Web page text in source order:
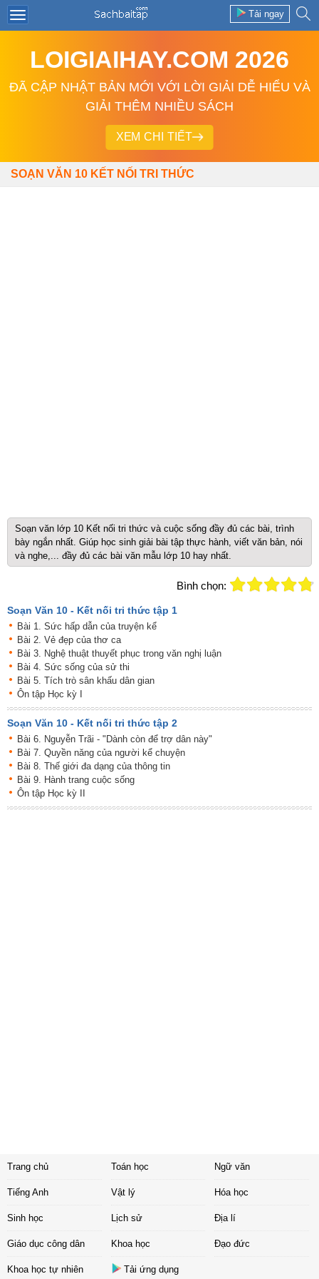
Tải ngay
LOIGIAIHAY.COM 2026
ĐÃ CẬP NHẬT BẢN MỚI VỚI LỜI GIẢI DỄ HIỂU VÀ
GIẢI THÊM NHIỀU SÁCH
XEM CHI TIẾT
SOẠN VĂN 10 KẾT NỐI TRI THỨC
Soạn văn lớp 10 Kết nối tri thức và cuộc sống đầy đủ các bài, trình
bày ngắn nhất. Giúp học sinh giải bài tập thực hành, viết văn bản, nói
và nghe,... đầy đủ các bài văn mẫu lớp 10 hay nhất.
Bình chọn:
Soạn Văn 10 - Kết nối tri thức tập 1
Bài 1. Sức hấp dẫn của truyện kể
Bài 2. Vẻ đẹp của thơ ca
Bài 3. Nghệ thuật thuyết phục trong văn nghị luận
Bài 4. Sức sống của sử thi
Bài 5. Tích trò sân khấu dân gian
Ôn tập Học kỳ I
Soạn Văn 10 - Kết nối tri thức tập 2
Bài 6. Nguyễn Trãi - "Dành còn để trợ dân này"
Bài 7. Quyền năng của người kể chuyện
Bài 8. Thế giới đa dạng của thông tin
Bài 9. Hành trang cuộc sống
Ôn tập Học kỳ II
Trang chủ Toán học Ngữ văn
Tiếng Anh Vật lý Hóa học
Sinh học Lịch sử Địa lí
Giáo dục công dân Khoa học Đạo đức
Khoa học tự nhiên Tải ứng dụng